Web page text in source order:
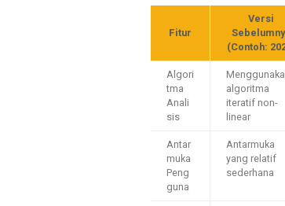
Fitur
Versi
(Contoh:
Algori
tma
Anali
sis
algoritma
iteratif non-
linear
Antar
muka
Peng
guna
Antarmuka
yang relatif
sederhana